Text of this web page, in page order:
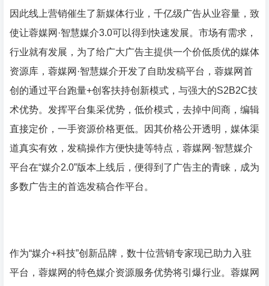
因此线上营销催生了新媒体行业，千亿级广告从业容量，致
使让蓉媒网·智慧媒介3.0可以得到快速发展。市场有需求，
行业就有发展，为了给广大广告主提供一个价低质优的媒体
资源库，蓉媒网·智慧媒介开发了自助发稿平台，蓉媒网首
创的通过平台跑量+创客扶持创新模式，与强大的S2B2C技
术优势。发挥平台集采优势，低价模式，去掉中间商，编辑
直接定价，一手资源价格更低。因其价格公开透明，媒体渠
道真实有效，发稿操作方便快捷等特点，蓉媒网·智慧媒介
平台在“媒介2.0”版本上线后，便得到了广告主的青睐，成为
多数广告主的首选发稿合作平台。
作为“媒介+科技”创新品牌，数十位营销专家现已助力入驻
平台，蓉媒网的特色媒介资源服务优势将引爆行业。蓉媒网